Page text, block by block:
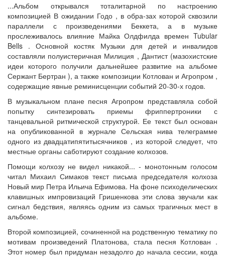
...Альбом открывался тоталитарной по настроению
композицией В ожидании Годо , в обра-зах которой сквозили
параллели с произведениями Беккета, а в музыке
прослеживалось влияние Майка Олдфилда времен Tubular
Bells . Основной костяк Музыки для детей и инвалидов
составляли полуистеричная Милиция , Дантист (мазохистские
идеи которого получили дальнейшее развитие на альбоме
Сержант Бертран ), а также композиции Котлован и Агропром ,
содержащие явные реминисценции событий 20-30-х годов.
В музыкальном плане песня Агропром представляла собой
попытку синтезировать приемы фриппертроники с
танцевальной ритмической структурой. Ее текст был основан
на опубликованной в журнале Сельская нива телеграмме
одного из двадцатипятитысячников , из которой следует, что
местные органы саботируют создание колхозов.
Помощи колхозу не видел никакой... - монотонным голосом
читал Михаил Симаков текст письма председателя колхоза
Новый мир Петра Ильича Ефимова. На фоне психоделических
клавишных импровизаций Гришенкова эти слова звучали как
сигнал бедствия, являясь одним из самых трагичных мест в
альбоме.
Второй композицией, сочиненной на родственную тематику по
мотивам произведений Платонова, стала песня Котлован .
Этот номер был придуман незадолго до начала сессии, когда